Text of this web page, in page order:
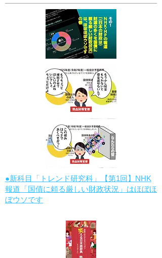
●新科目「トレンド研究科」【第1回】NHK
報道「国債に頼る厳しい財政状況」はほぼほ
ぼウソです